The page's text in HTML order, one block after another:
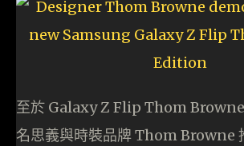
至於 Galaxy Z Flip Thom
名思義與時裝品牌 Thom Browne